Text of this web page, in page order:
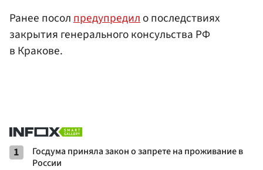
Ранее посолпредупредило последствиях
закрытия генерального консульства РФ
в Кракове.
1
Госдума приняла закон о запрете на проживание в
России